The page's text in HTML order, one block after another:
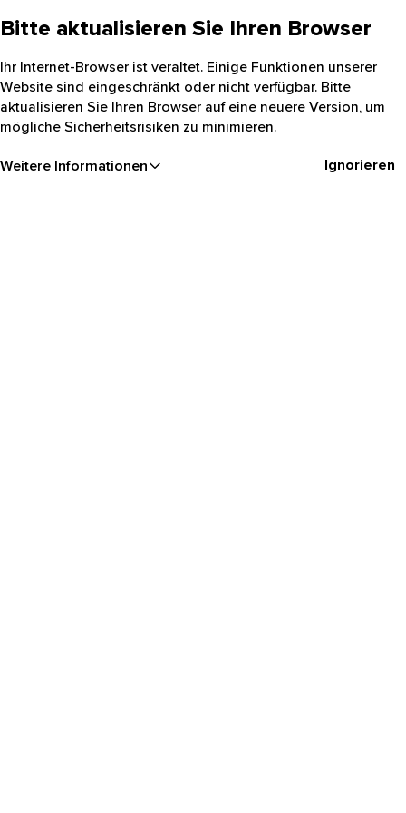
Bitte aktualisieren Sie Ihren Browser
Ihr Internet-Browser ist veraltet. Einige Funktionen unserer
Website sind eingeschränkt oder nicht verfügbar. Bitte
aktualisieren Sie Ihren Browser auf eine neuere Version, um
mögliche Sicherheitsrisiken zu minimieren.
Weitere Informationen Ignorieren